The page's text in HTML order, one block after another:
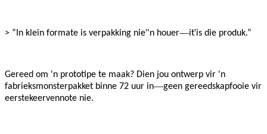
> “In klein formate is verpakking nie''n houer—it'is die produk.”
Gereed om 'n prototipe te maak? Dien jou ontwerp vir 'n
fabrieksmonsterpakket binne 72 uur in—geen gereedskapfooie vir
eerstekeervennote nie.